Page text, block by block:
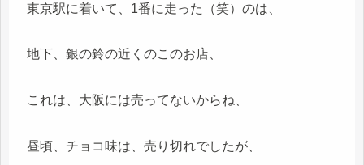
東京駅に着いて、1番に走った（笑）のは、
地下、銀の鈴の近くのこのお店、
これは、大阪には売ってないからね、
昼頃、チョコ味は、売り切れでしたが、